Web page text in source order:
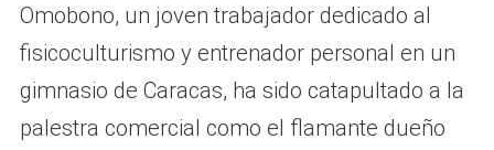
Omobono, un joven trabajador dedicado al
fisicoculturismo y entrenador personal en un
gimnasio de Caracas, ha sido catapultado a la
palestra comercial como el flamante dueño